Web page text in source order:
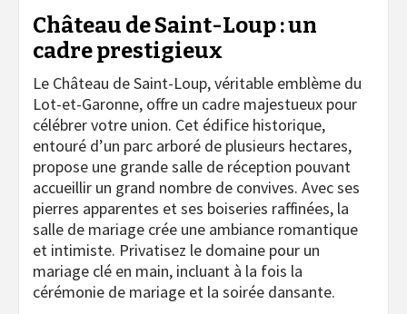
Château de Saint-Loup : un
cadre prestigieux
Le Château de Saint-Loup, véritable emblème du
Lot-et-Garonne, offre un cadre majestueux pour
célébrer votre union. Cet édifice historique,
entouré d’un parc arboré de plusieurs hectares,
propose une grande salle de réception pouvant
accueillir un grand nombre de convives. Avec ses
pierres apparentes et ses boiseries raffinées, la
salle de mariage crée une ambiance romantique
et intimiste. Privatisez le domaine pour un
mariage clé en main, incluant à la fois la
cérémonie de mariage et la soirée dansante.